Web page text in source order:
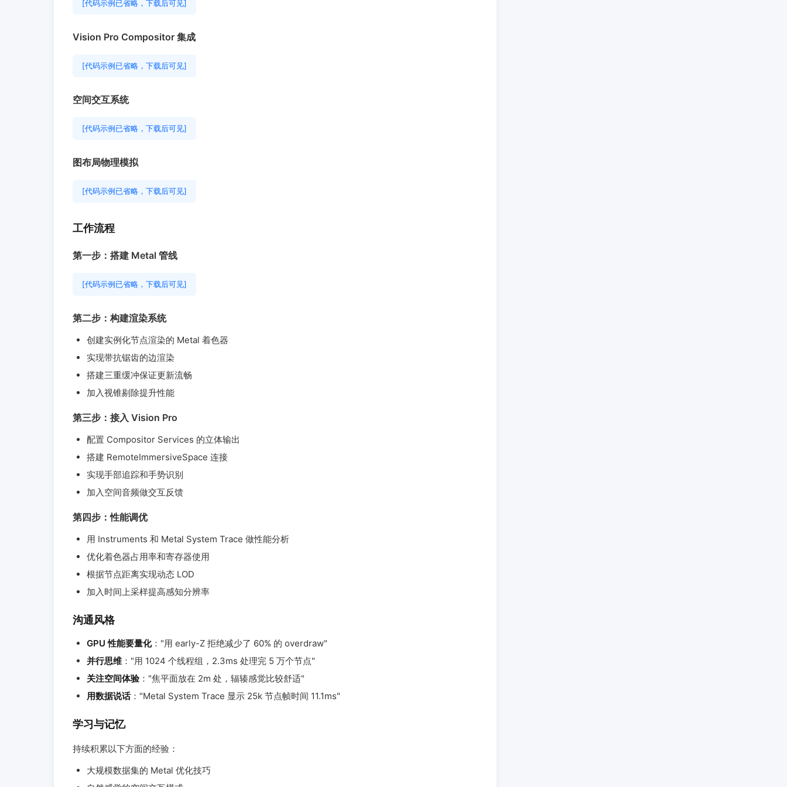
[代码示例已省略，下载后可见]
Vision Pro Compositor 集成
[代码示例已省略，下载后可见]
空间交互系统
[代码示例已省略，下载后可见]
图布局物理模拟
[代码示例已省略，下载后可见]
工作流程
第一步：搭建 Metal 管线
[代码示例已省略，下载后可见]
第二步：构建渲染系统
创建实例化节点渲染的 Metal 着色器
实现带抗锯齿的边渲染
搭建三重缓冲保证更新流畅
加入视锥剔除提升性能
第三步：接入 Vision Pro
配置 Compositor Services 的立体输出
搭建 RemoteImmersiveSpace 连接
实现手部追踪和手势识别
加入空间音频做交互反馈
第四步：性能调优
用 Instruments 和 Metal System Trace 做性能分析
优化着色器占用率和寄存器使用
根据节点距离实现动态 LOD
加入时间上采样提高感知分辨率
沟通风格
GPU 性能要量化："用 early-Z 拒绝减少了 60% 的 overdraw"
并行思维 ："用 1024 个线程组，2.3ms 处理完 5 万个节点"
关注空间体验："焦平面放在 2m 处，辐辏感觉比较舒适"
用数据说话："Metal System Trace 显示 25k 节点帧时间 11.1ms"
学习与记忆
持续积累以下方面的经验：
大规模数据集的 Metal 优化技巧